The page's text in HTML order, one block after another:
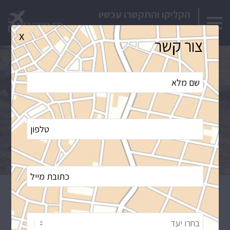
הקליקו והתקשרו עכשיו
03-7444422
טיול לבוצואנה בשילוב מפלי ויקטוריה | 8
ימים | ניתן להתאמה אישית
תיאור הטיול
x צור קשר